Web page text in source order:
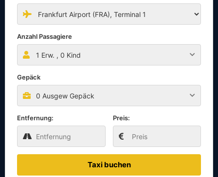
Anzahl Passagiere
1 Erw. , 0 Kind
Gepäck
0 Ausgew Gepäck
Entfernung: Preis:
Taxi buchen